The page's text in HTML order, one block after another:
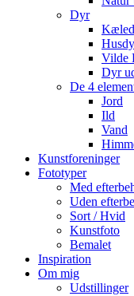
Dyr
Vilde
Dyr
De 4
Jord
Ild
Vand
Kunstforeninger
Fototyper
Med
Uden
Sort / Hvid
Kunstfoto
Bemalet
Inspiration
Om mig
Udstillinger